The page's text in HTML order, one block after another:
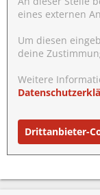
eines externen
Um diesen
deine
Weitere
Drittanbieter-